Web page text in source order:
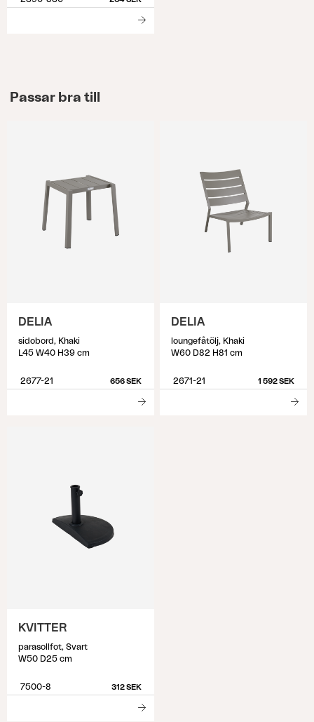
Passar bra till
DELIA
sidobord, Khaki
L45 W40 H39 cm
2677-21 656 SEK
DELIA
loungefåtölj, Khaki
W60 D82 H81 cm
2671-21 1 592 SEK
KVITTER
parasollfot, Svart
W50 D25 cm
7500-8 312 SEK